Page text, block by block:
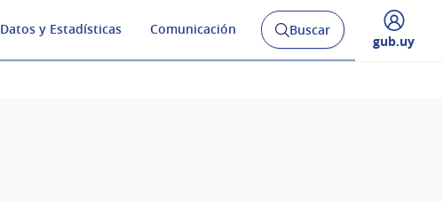
Datos y Estadísticas Comunicación
Abrir
buscador
Buscar
Desplegar
gub.uy